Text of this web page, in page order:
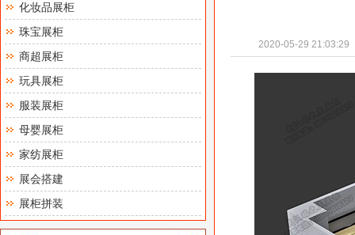
化妆品展柜
珠宝展柜
商超展柜
玩具展柜
服装展柜
母婴展柜
家纺展柜
展会搭建
展柜拼装
2020-05-29 21:03:29